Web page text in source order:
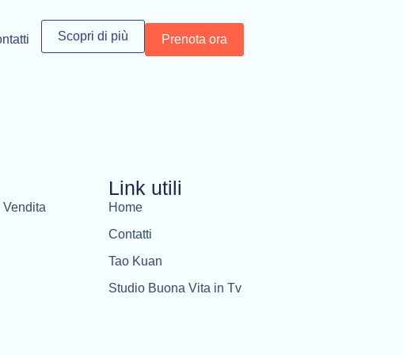
Scopri di più Prenota ora
Link utili
Home
Contatti
Tao Kuan
Studio Buona Vita in Tv